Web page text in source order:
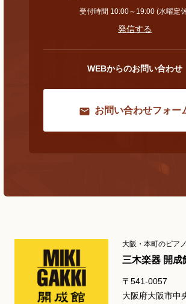
受付時間 10:00～19:00 (水曜定
発信する
WEBからのお問い合わせ
お問い合わせフォー
大阪・本町のピア
三木楽器 開成
〒541-0057
大阪府大阪市中